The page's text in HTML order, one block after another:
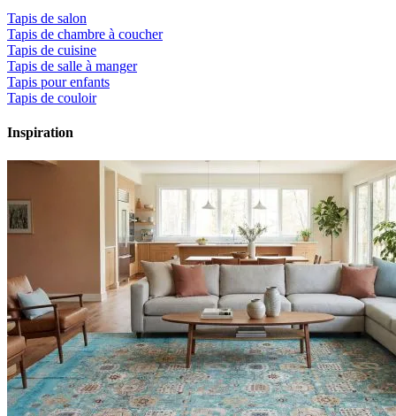
Tapis de salon
Tapis de chambre à coucher
Tapis de cuisine
Tapis de salle à manger
Tapis pour enfants
Tapis de couloir
Inspiration